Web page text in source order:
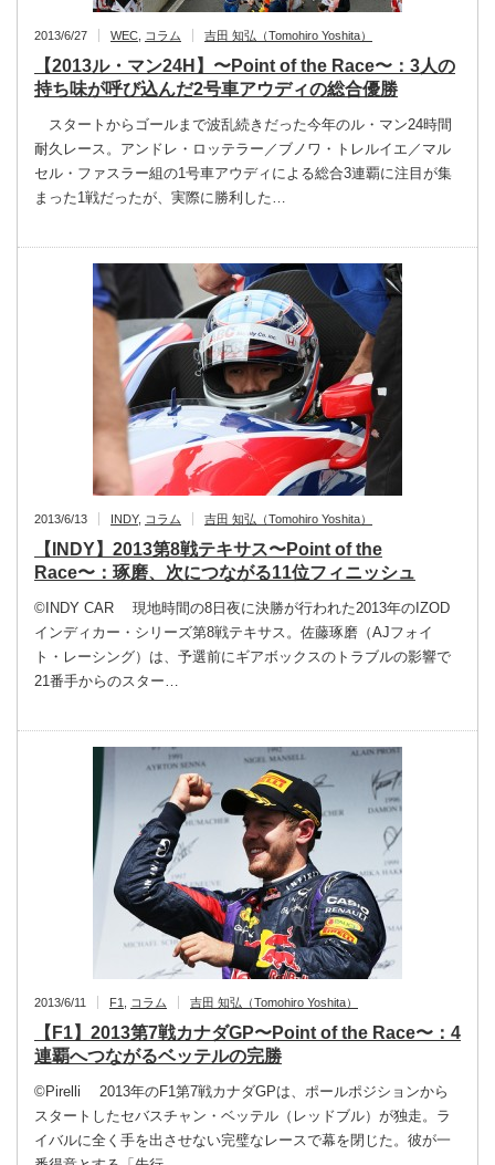
2013/6/27 WEC コラム 吉田 知弘（Tomohiro Yoshita）
【2013ル・マン24H】〜Point of the Race〜：3人の
持ち味が呼び込んだ2号車アウディの総合優勝
スタートからゴールまで波乱続きだった今年のル・マン24時間
耐久レース。アンドレ・ロッテラー／ブノワ・トレルイエ／マル
セル・ファスラー組の1号車アウディによる総合3連覇に注目が集
まった1戦だったが、実際に勝利した…
2013/6/13 INDY, コラム 吉田 知弘（Tomohiro Yoshita）
【INDY】2013第8戦テキサス〜Point of the
Race〜：琢磨、次につながる11位フィニッシュ
©INDY CAR 現地時間の8日夜に決勝が行われた2013年のIZOD
インディカー・シリーズ第8戦テキサス。佐藤琢磨（AJフォイ
ト・レーシング）は、予選前にギアボックスのトラブルの影響で
21番手からのスター…
2013/6/11 F1 コラム 吉田 知弘（Tomohiro Yoshita）
【F1】2013第7戦カナダGP〜Point of the Race〜：4
連覇へつながるベッテルの完勝
©Pirelli 2013年のF1第7戦カナダGPは、ポールポジションから
スタートしたセバスチャン・ベッテル（レッドブル）が独走。ラ
イバルに全く手を出させない完璧なレースで幕を閉じた。彼が一